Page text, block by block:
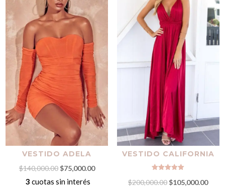
VESTIDO ADELA
$140,000.00 El
precio
$75,000.00El
3 cuotas sin interés
VESTIDO CALIFORNIA
con
$200,000.00 El
$105,000.00El